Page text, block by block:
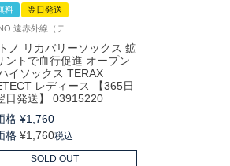
料
翌日発送
ノ リカバリーソックス 鉱
ントで血行促進 オープン
イソックス TERAX
レディース 【365日
日発送】 03915220
格 ¥1,760
格 ¥1,760税込
SOLD OUT